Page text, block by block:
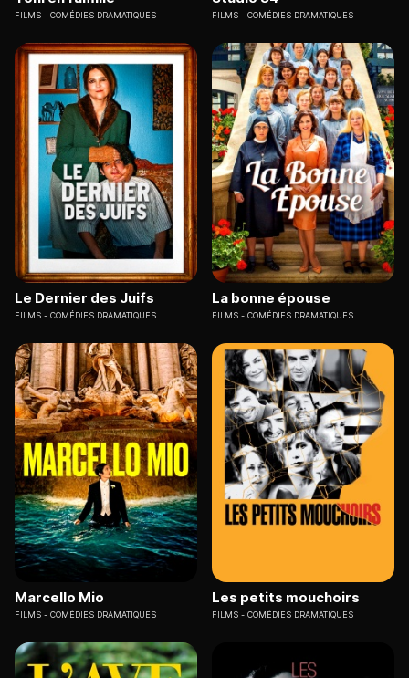
FILMS COMÉDIES DRAMATIQUES FILMS COMÉDIES DRAMATIQUES
Le Dernier des Juifs
FILMS COMÉDIES DRAMATIQUES
La bonne épouse
FILMS COMÉDIES DRAMATIQUES
Marcello Mio
FILMS COMÉDIES DRAMATIQUES
Les petits mouchoirs
FILMS COMÉDIES DRAMATIQUES